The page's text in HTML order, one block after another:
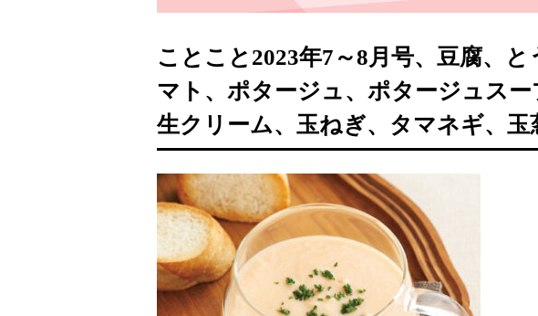
ことこと2023年7～8月号、豆腐、
マト、ポタージュ、ポタージュスー
生クリーム、玉ねぎ、タマネギ、玉